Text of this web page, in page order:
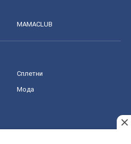
MAMACLUB
Сплетни
Мода